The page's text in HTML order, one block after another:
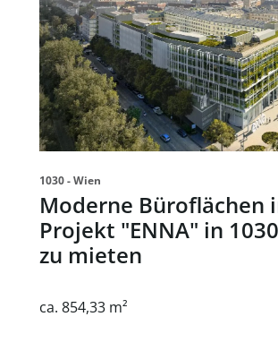
1030 - Wien
Moderne Büroflächen
Projekt "ENNA" in
zu mieten
ca. 854,33 m²